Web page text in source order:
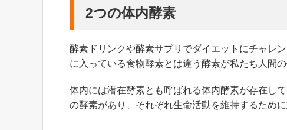
2つの体内酵素
酵素ドリンクや酵素サプリでダイエットにチャレ
に入っている食物酵素とは違う酵素が私たち人間
体内には潜在酵素とも呼ばれる体内酵素が存在し
の酵素があり、それぞれ生命活動を維持するため